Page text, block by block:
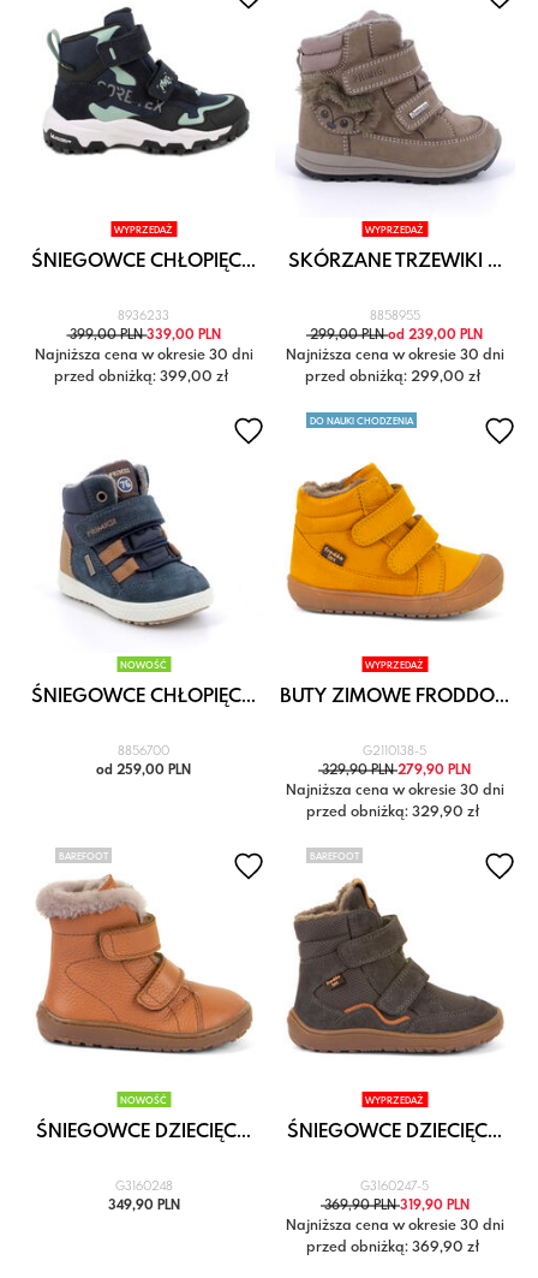
WYPRZEDAŻ
ŚNIEGOWCE CHŁOPIĘC...
8936233
399,00 PLN339,00 PLN
Najniższa cena w okresie 30 dni
przed obniżką: 399,00 zł
WYPRZEDAŻ
SKÓRZANE TRZEWIKI ...
8858955
299,00 PLNod 239,00 PLN
Najniższa cena w okresie 30 dni
przed obniżką: 299,00 zł
NOWOŚĆ
ŚNIEGOWCE CHŁOPIĘC...
8856700
od 259,00 PLN
DO NAUKI CHODZENIA
WYPRZEDAŻ
BUTY ZIMOWE FRODDO...
G2110138-5
329,90 PLN279,90 PLN
Najniższa cena w okresie 30 dni
przed obniżką: 329,90 zł
BAREFOOT
NOWOŚĆ
ŚNIEGOWCE DZIECIĘC...
G3160248
349,90 PLN
BAREFOOT
WYPRZEDAŻ
ŚNIEGOWCE DZIECIĘC...
G3160247-5
369,90 PLN319,90 PLN
Najniższa cena w okresie 30 dni
przed obniżką: 369,90 zł